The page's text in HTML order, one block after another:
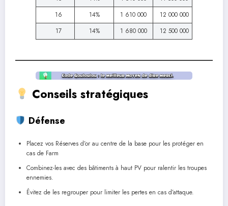
16
14% 1 610 000
12 000 000
17
14% 1 680 000 12 500 000
Conseils stratégiques
Défense
Placez vos Réserves d’or au centre de la base pour les protéger en
cas de Farm
Combinez-les avec des bâtiments à haut PV pour ralentir les troupes
ennemies.
Évitez de les regrouper pour limiter les pertes en cas d’attaque.